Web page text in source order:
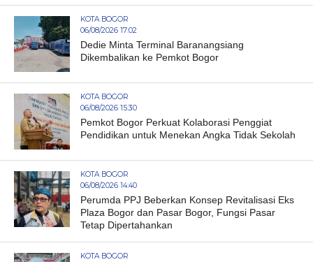
KOTA BOGOR
06/08/2026 17:02
Dedie Minta Terminal Baranangsiang
Dikembalikan ke Pemkot Bogor
KOTA BOGOR
06/08/2026 15:30
Pemkot Bogor Perkuat Kolaborasi Penggiat
Pendidikan untuk Menekan Angka Tidak Sekolah
KOTA BOGOR
06/08/2026 14:40
Perumda PPJ Beberkan Konsep Revitalisasi Eks
Plaza Bogor dan Pasar Bogor, Fungsi Pasar
Tetap Dipertahankan
KOTA BOGOR